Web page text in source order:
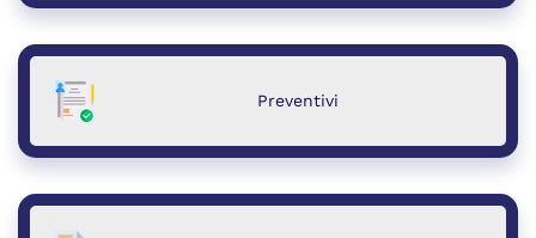
Preventivi